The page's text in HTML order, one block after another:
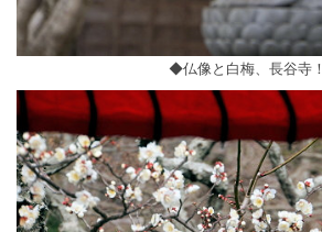
◆仏像と白梅、長谷寺！